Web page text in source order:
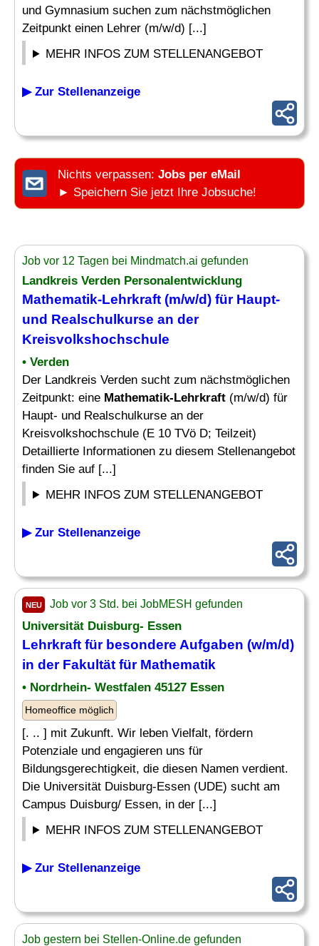
und Gymnasium suchen zum nächstmöglichen
Zeitpunkt einen Lehrer (m/w/d) [...]
MEHR INFOS ZUM STELLENANGEBOT
▶ Zur Stellenanzeige
Nichts verpassen: Jobs per eMail
► Speichern Sie jetzt Ihre Jobsuche!
Job vor 12 Tagen bei Mindmatch.ai gefunden
Landkreis Verden Personalentwicklung
Mathematik-Lehrkraft (m/w/d) für Haupt-
und Realschulkurse an der
Kreisvolkshochschule
• Verden
Der Landkreis Verden sucht zum nächstmöglichen
Zeitpunkt: eine Mathematik-Lehrkraft (m/w/d) für
Haupt- und Realschulkurse an der
Kreisvolkshochschule (E 10 TVö D; Teilzeit)
Detaillierte Informationen zu diesem Stellenangebot
finden Sie auf [...]
MEHR INFOS ZUM STELLENANGEBOT
▶ Zur Stellenanzeige
NEU Job vor 3 Std. bei JobMESH gefunden
Universität Duisburg- Essen
Lehrkraft für besondere Aufgaben (w/m/d)
in der Fakultät für Mathematik
• Nordrhein- Westfalen 45127 Essen
Homeoffice möglich
[. .. ] mit Zukunft. Wir leben Vielfalt, fördern
Potenziale und engagieren uns für
Bildungsgerechtigkeit, die diesen Namen verdient.
Die Universität Duisburg-Essen (UDE) sucht am
Campus Duisburg/ Essen, in der [...]
MEHR INFOS ZUM STELLENANGEBOT
▶ Zur Stellenanzeige
Job gestern bei Stellen-Online.de gefunden